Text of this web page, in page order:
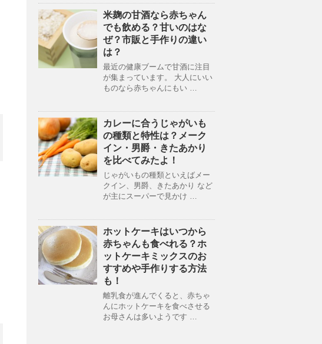
米麹の甘酒なら赤ちゃん
でも飲める？甘いのはな
ぜ？市販と手作りの違い
は？
最近の健康ブームで甘酒に注目
が集まっています。 大人にいい
ものなら赤ちゃんにもい …
カレーに合うじゃがいも
の種類と特性は？メーク
イン・男爵・きたあかり
を比べてみたよ！
じゃがいもの種類といえばメー
クイン、男爵、きたあかり など
が主にスーパーで見かけ …
ホットケーキはいつから
赤ちゃんも食べれる？ホ
ットケーキミックスのお
すすめや手作りする方法
も！
離乳食が進んでくると、赤ちゃ
んにホットケーキを食べさせる
お母さんは多いようです …